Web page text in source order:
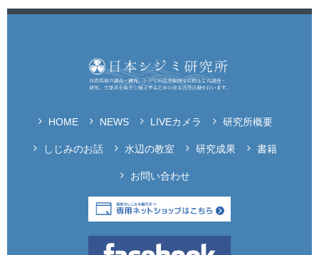
HOME NEWS LIVEカメラ 研究所概要
しじみのお話 水辺の教室 研究成果 書籍
お問い合わせ